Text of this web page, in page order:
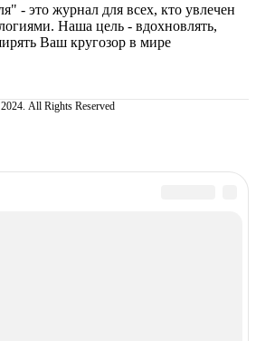
- это журнал для всех, кто увлечен
Наша цель - вдохновлять,
Ваш кругозор в мире
All Rights Reserved